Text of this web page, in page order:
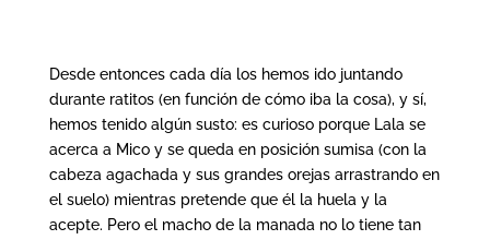
Desde entonces cada día los hemos ido juntando
durante ratitos (en función de cómo iba la cosa), y sí,
hemos tenido algún susto: es curioso porque Lala se
acerca a Mico y se queda en posición sumisa (con la
cabeza agachada y sus grandes orejas arrastrando en
el suelo) mientras pretende que él la huela y la
acepte. Pero el macho de la manada no lo tiene tan